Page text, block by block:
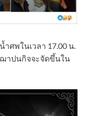
ศพในเวลา 17.00 น.
าปนกิจจะจัดขึ้นใน